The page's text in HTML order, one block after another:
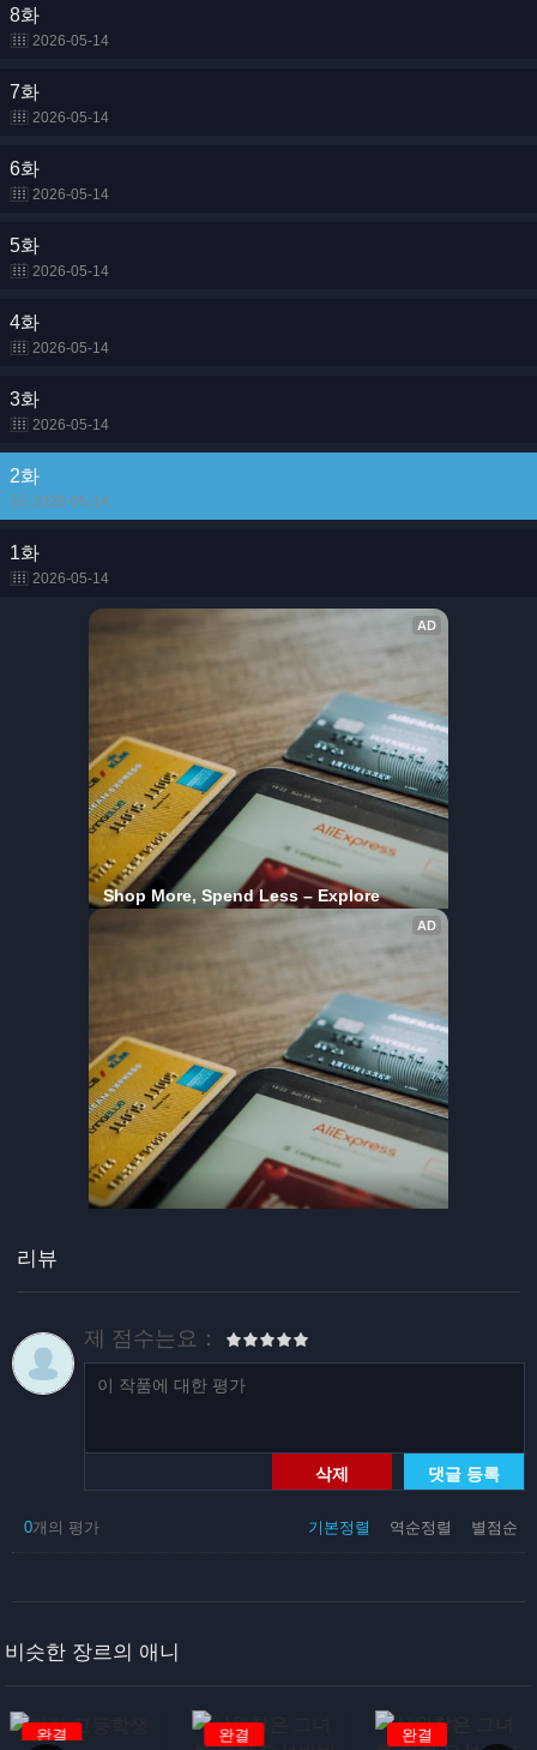
8화
2026-05-14
7화
2026-05-14
6화
2026-05-14
5화
2026-05-14
4화
2026-05-14
3화
2026-05-14
2화
2026-05-14
1화
2026-05-14
리뷰
제 점수는요：
삭제 댓글 등록
기본정렬 역순정렬 별점순
0개의 평가
비슷한 장르의 애니
완결 완결 완결